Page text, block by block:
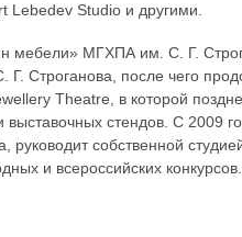
Lebedev Studio и другими.
мебели» МГХПА им. С. Г.
Строганова, после чего
Theatre, в которой
стендов. С 2009
собственной
и всероссийских